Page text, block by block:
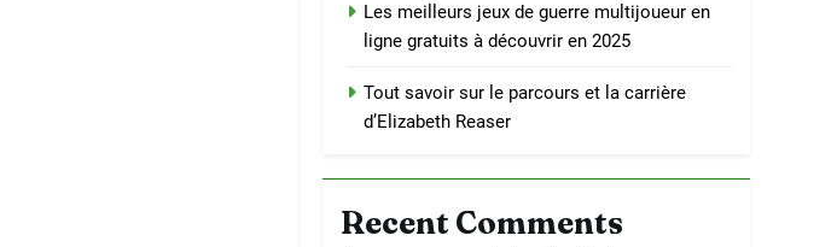
Les meilleurs jeux de guerre multijoueur en
ligne gratuits à découvrir en 2025
Tout savoir sur le parcours et la carrière
d’Elizabeth Reaser
Recent Comments